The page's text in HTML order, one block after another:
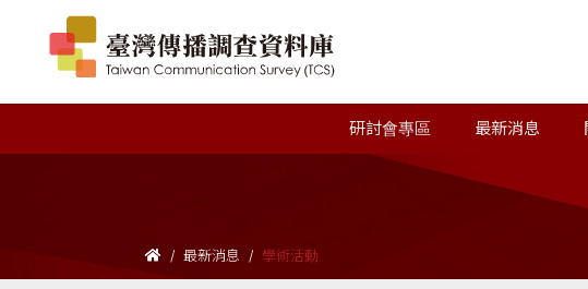
研討會專區 最新消息
最新消息 學術活動